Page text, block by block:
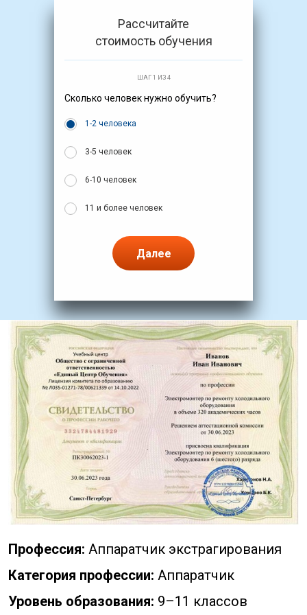
Рассчитайте
стоимость обучения
ШАГ 1 ИЗ 4
Сколько человек нужно обучить?
1-2 человека
3-5 человек
6-10 человек
11 и более человек
Далее
Профессия: Аппаратчик экстрагирования
Категория профессии: Аппаратчик
Уровень образования: 9–11 классов